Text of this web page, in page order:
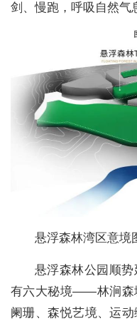
剑、慢跑，呼吸自然气
悬浮森林湾区意境
悬浮森林公园顺势
有六大秘境——林涧森
阑珊、森悦艺境、运